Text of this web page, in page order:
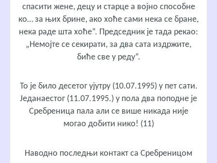
спасити жене, децу и старце а војно способне
ко… за њих брине, ако хоће сами нека се бране,
нека раде шта хоће“. Председник је тада рекао:
„Немојте се секирати, за два сата издржите,
биће све у реду“.
То је било десетог ујутру (10.07.1995) у пет сати.
Једанаестог (11.07.1995.) у пола два поподне је
Сребреница пала али се више никада није
могао добити нико! (11)
Наводно последњи контакт са Сребреницом